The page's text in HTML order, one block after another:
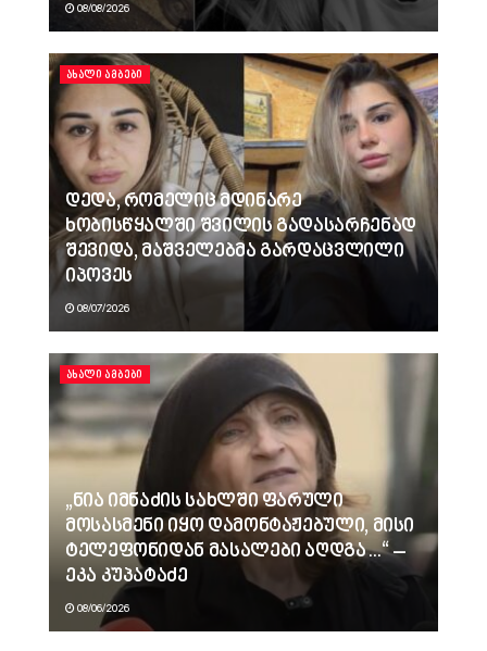
08/08/2026
ᲐᲮᲐᲚᲘ ᲐᲛᲑᲔᲑᲘ
დედა, რომელიც მდინარე
ხობისწყალში შვილის გადასარჩენად
შევიდა, მაშველებმა გარდაცვლილი
იპოვეს
08/07/2026
ᲐᲮᲐᲚᲘ ᲐᲛᲑᲔᲑᲘ
„ნია იმნაძის სახლში ფარული
მოსასმენი იყო დამონტაჟებული, მისი
ტელეფონიდან მასალები აღდგა…“ –
ეკა კუპატაძე
08/06/2026